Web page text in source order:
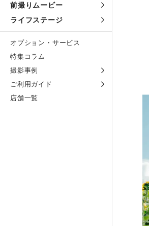
前撮りムービー
ライフステージ
オプション・サービス
特集コラム
撮影事例
ご利用ガイド
店舗一覧